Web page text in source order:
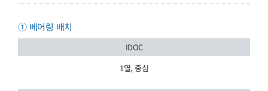
① 베어링 배치
IDOC
1열, 중심